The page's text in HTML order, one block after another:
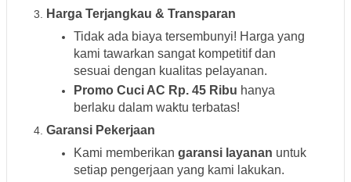
Harga Terjangkau & Transparan
Tidak ada biaya tersembunyi! Harga yang
kami tawarkan sangat kompetitif dan
sesuai dengan kualitas pelayanan.
Promo Cuci AC Rp. 45 Ribu hanya
berlaku dalam waktu terbatas!
Garansi Pekerjaan
Kami memberikan garansi layanan untuk
setiap pengerjaan yang kami lakukan.